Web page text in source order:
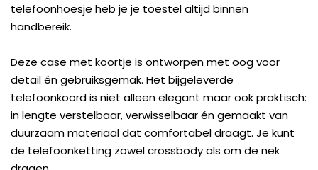
telefoonhoesje heb je je toestel altijd binnen
handbereik.
Deze case met koortje is ontworpen met oog voor
detail én gebruiksgemak. Het bijgeleverde
telefoonkoord is niet alleen elegant maar ook praktisch:
in lengte verstelbaar, verwisselbaar én gemaakt van
duurzaam materiaal dat comfortabel draagt. Je kunt
de telefoonketting zowel crossbody als om de nek